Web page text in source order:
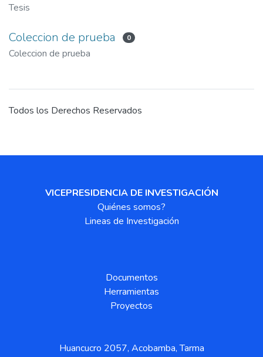
Tesis
Coleccion de prueba 0
Coleccion de prueba
Todos los Derechos Reservados
VICEPRESIDENCIA DE INVESTIGACIÓN
Quiénes somos?
Lineas de Investigación
Documentos
Herramientas
Proyectos
Huancucro 2057, Acobamba, Tarma